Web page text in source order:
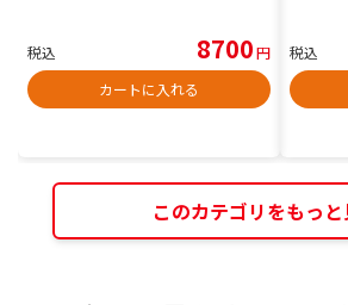
税込 8700円
カートに入れる
税込
このカテゴリをもっと